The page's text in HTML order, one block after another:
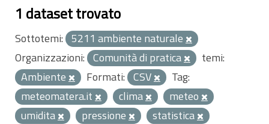
1 dataset trovato
Sottotemi: 5211 ambiente naturale
Organizzazioni: Comunità di pratica
temi:
Ambiente
Formati: CSV
Tag:
meteomatera.it
clima
meteo
umidita
pressione
statistica